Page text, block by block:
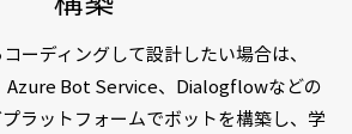
ーディングして設計したい場合は、
Azure Bot Service、Dialogflowなどの
ラットフォームでボットを構築し、学